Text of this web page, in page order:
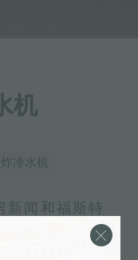
机
冷水机
闻和福斯特